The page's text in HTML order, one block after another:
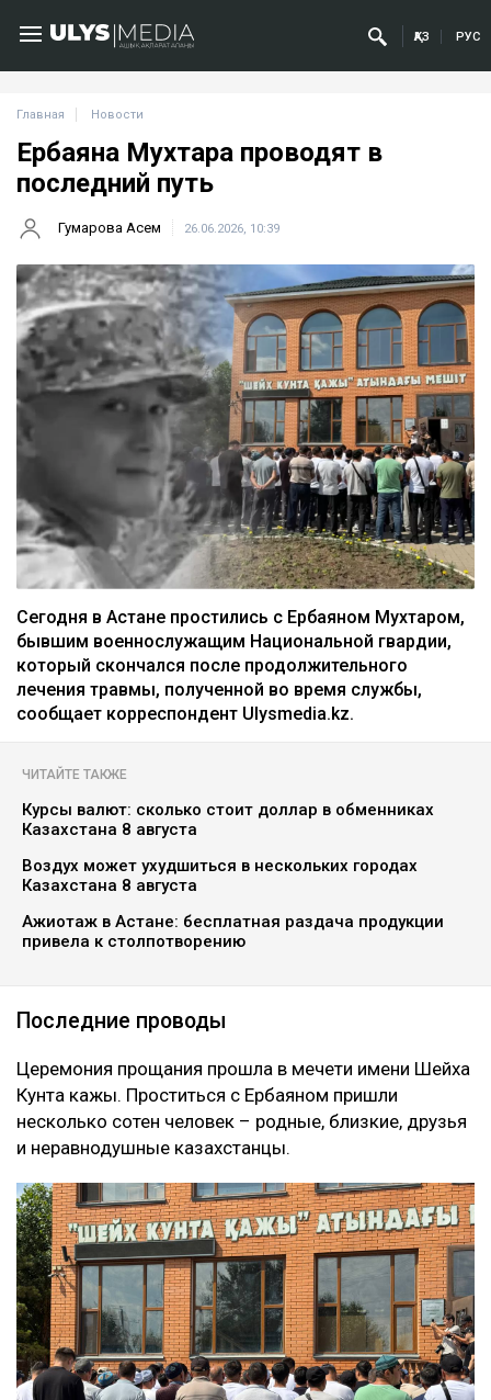
ҚАЗ РУС
Главная Новости
Ербаяна Мухтара проводят в
последний путь
Гумарова Асем 26.06.2026, 10:39
Сегодня в Астане простились с Ербаяном Мухтаром,
бывшим военнослужащим Национальной гвардии,
который скончался после продолжительного
лечения травмы, полученной во время службы,
сообщает корреспондент Ulysmedia.kz.
ЧИТАЙТЕ ТАКЖЕ
Курсы валют: сколько стоит доллар в обменниках
Казахстана 8 августа
Воздух может ухудшиться в нескольких городах
Казахстана 8 августа
Ажиотаж в Астане: бесплатная раздача продукции
привела к столпотворению
Последние проводы
Церемония прощания прошла в мечети имени Шейха
Кунта кажы. Проститься с Ербаяном пришли
несколько сотен человек – родные, близкие, друзья
и неравнодушные казахстанцы.